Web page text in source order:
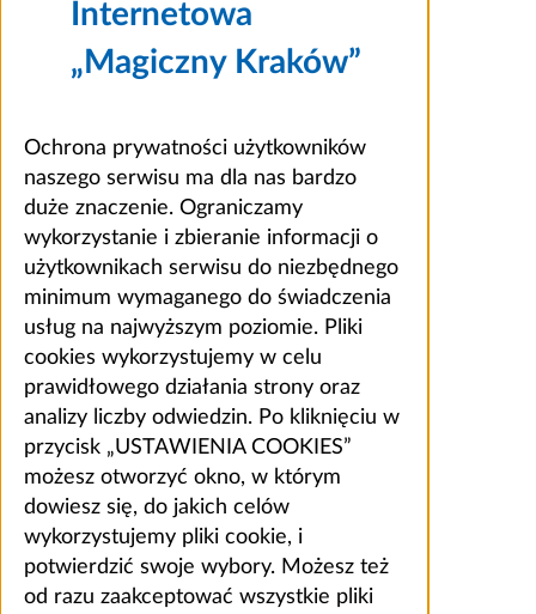
Internetowa
„Magiczny Kraków”
Ochrona prywatności użytkowników
naszego serwisu ma dla nas bardzo
duże znaczenie. Ograniczamy
wykorzystanie i zbieranie informacji o
użytkownikach serwisu do niezbędnego
minimum wymaganego do świadczenia
usług na najwyższym poziomie. Pliki
cookies wykorzystujemy w celu
prawidłowego działania strony oraz
analizy liczby odwiedzin. Po kliknięciu w
przycisk „USTAWIENIA COOKIES”
możesz otworzyć okno, w którym
dowiesz się, do jakich celów
wykorzystujemy pliki cookie, i
potwierdzić swoje wybory. Możesz też
od razu zaakceptować wszystkie pliki